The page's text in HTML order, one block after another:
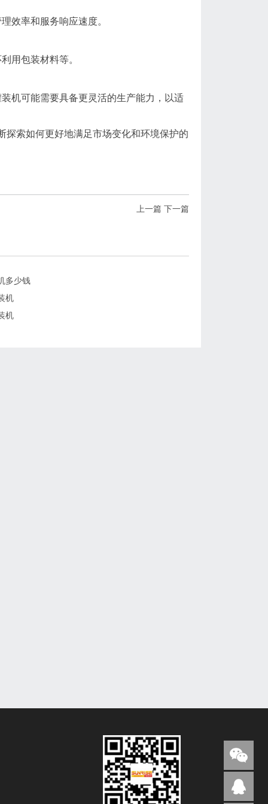
效率和服务响应速度。
用包装材料等。
机可能需要具备更灵活的生产能力，以适
探索如何更好地满足市场变化和环境保护的
上一篇 下一篇
多少钱
机
机